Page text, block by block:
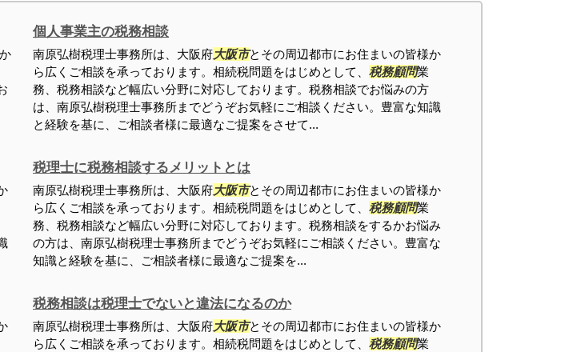
個人事業主の税務相談
南原弘樹税理士事務所は、大阪府大阪市とその周辺都市にお住まいの皆様か
ら広くご相談を承っております。相続税問題をはじめとして、 税務顧問業
務、税務相談など幅広い分野に対応しております。税務相談でお悩みの方
は、南原弘樹税理士事務所までどうぞお気軽にご相談ください。豊富な知識
と経験を基に、ご相談者様に最適なご提案をさせて...
税理士に税務相談するメリットとは
南原弘樹税理士事務所は、大阪府大阪市とその周辺都市にお住まいの皆様か
ら広くご相談を承っております。相続税問題をはじめとして、 税務顧問業
務、税務相談など幅広い分野に対応しております。税務相談をするかお悩み
の方は、南原弘樹税理士事務所までどうぞお気軽にご相談ください。豊富な
知識と経験を基に、ご相談者様に最適なご提案を...
税務相談は税理士でないと違法になるのか
南原弘樹税理士事務所は、大阪府大阪市とその周辺都市にお住まいの皆様か
ら広くご相談を承っております。相続税問題をはじめとして、 税務顧問業